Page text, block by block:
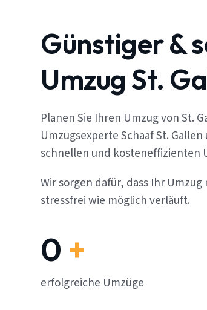
Günstiger &
Umzug St.
Planen Sie Ihren Umzug von St.
Umzugsexperte Schaaf St.
schnellen und kosteneffizienten
Wir sorgen dafür, dass Ihr
stressfrei wie möglich verläuft.
0 +
erfolgreiche Umzüge